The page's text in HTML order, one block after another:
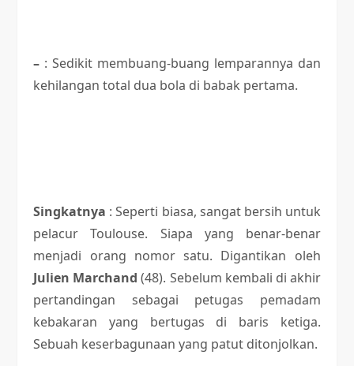
– : Sedikit membuang-buang lemparannya dan
kehilangan total dua bola di babak pertama.
Singkatnya : Seperti biasa, sangat bersih untuk
pelacur Toulouse. Siapa yang benar-benar
menjadi orang nomor satu. Digantikan oleh
Julien Marchand (48). Sebelum kembali di akhir
pertandingan sebagai petugas pemadam
kebakaran yang bertugas di baris ketiga.
Sebuah keserbagunaan yang patut ditonjolkan.